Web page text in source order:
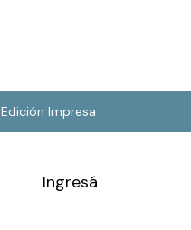
Edición Impresa
Ingresá